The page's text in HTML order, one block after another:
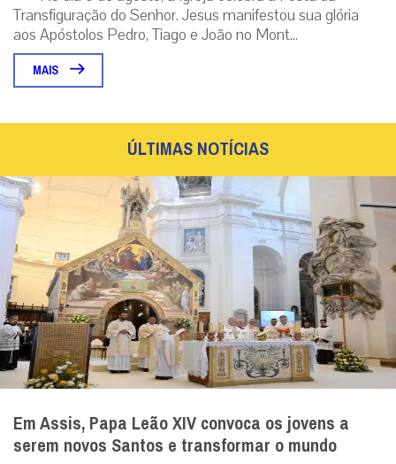
Transfiguração do Senhor. Jesus manifestou sua glória
aos Apóstolos Pedro, Tiago e João no Mont...
MAIS
ÚLTIMAS NOTÍCIAS
Em Assis, Papa Leão XIV convoca os jovens a
serem novos Santos e transformar o mundo